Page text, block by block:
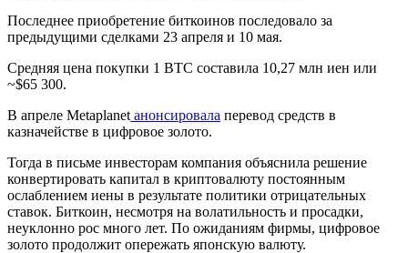
Последнее приобретение биткоинов последовало за
предыдущими сделками 23 апреля и 10 мая.
Средняя цена покупки 1 BTC составила 10,27 млн иен или
~$65 300.
В апреле Metaplanet анонсировала перевод средств в
казначействе в цифровое золото.
Тогда в письме инвесторам компания объяснила решение
конвертировать капитал в криптовалюту постоянным
ослаблением иены в результате политики отрицательных
ставок. Биткоин, несмотря на волатильность и просадки,
неуклонно рос много лет. По ожиданиям фирмы, цифровое
золото продолжит опережать японскую валюту.